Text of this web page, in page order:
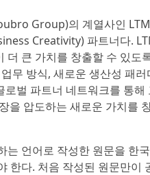
Group)의 계열사인
Creativity) 파트너다.
더 큰 가치를 창출할 수 있
무 방식, 새로운 생산성 패
벌 파트너 네트워크를 통
압도하는 새로운 가치를
는 언어로 작성한 원문을 한
한다. 처음 작성된 원문만